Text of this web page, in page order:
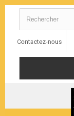
Contactez-nous